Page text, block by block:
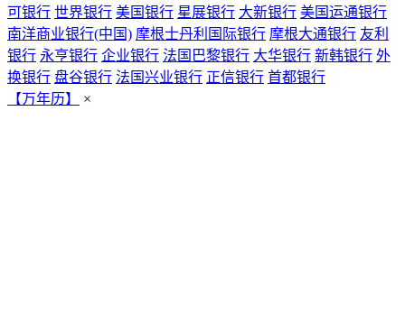
可银行 世界银行 美国银行 星展银行 大新银行 美国运通银行
南洋商业银行(中国) 摩根士丹利国际银行 摩根大通银行 友利
银行 永亨银行 企业银行 法国巴黎银行 大华银行 新韩银行 外
换银行 盘谷银行 法国兴业银行 正信银行 首都银行
【万年历】
×